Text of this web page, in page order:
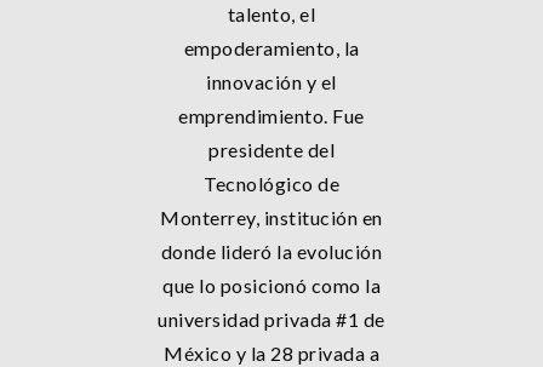
talento, el
empoderamiento, la
innovación y el
emprendimiento. Fue
presidente del
Tecnológico de
Monterrey, institución en
donde lideró la evolución
que lo posicionó como la
universidad privada #1 de
México y la 28 privada a